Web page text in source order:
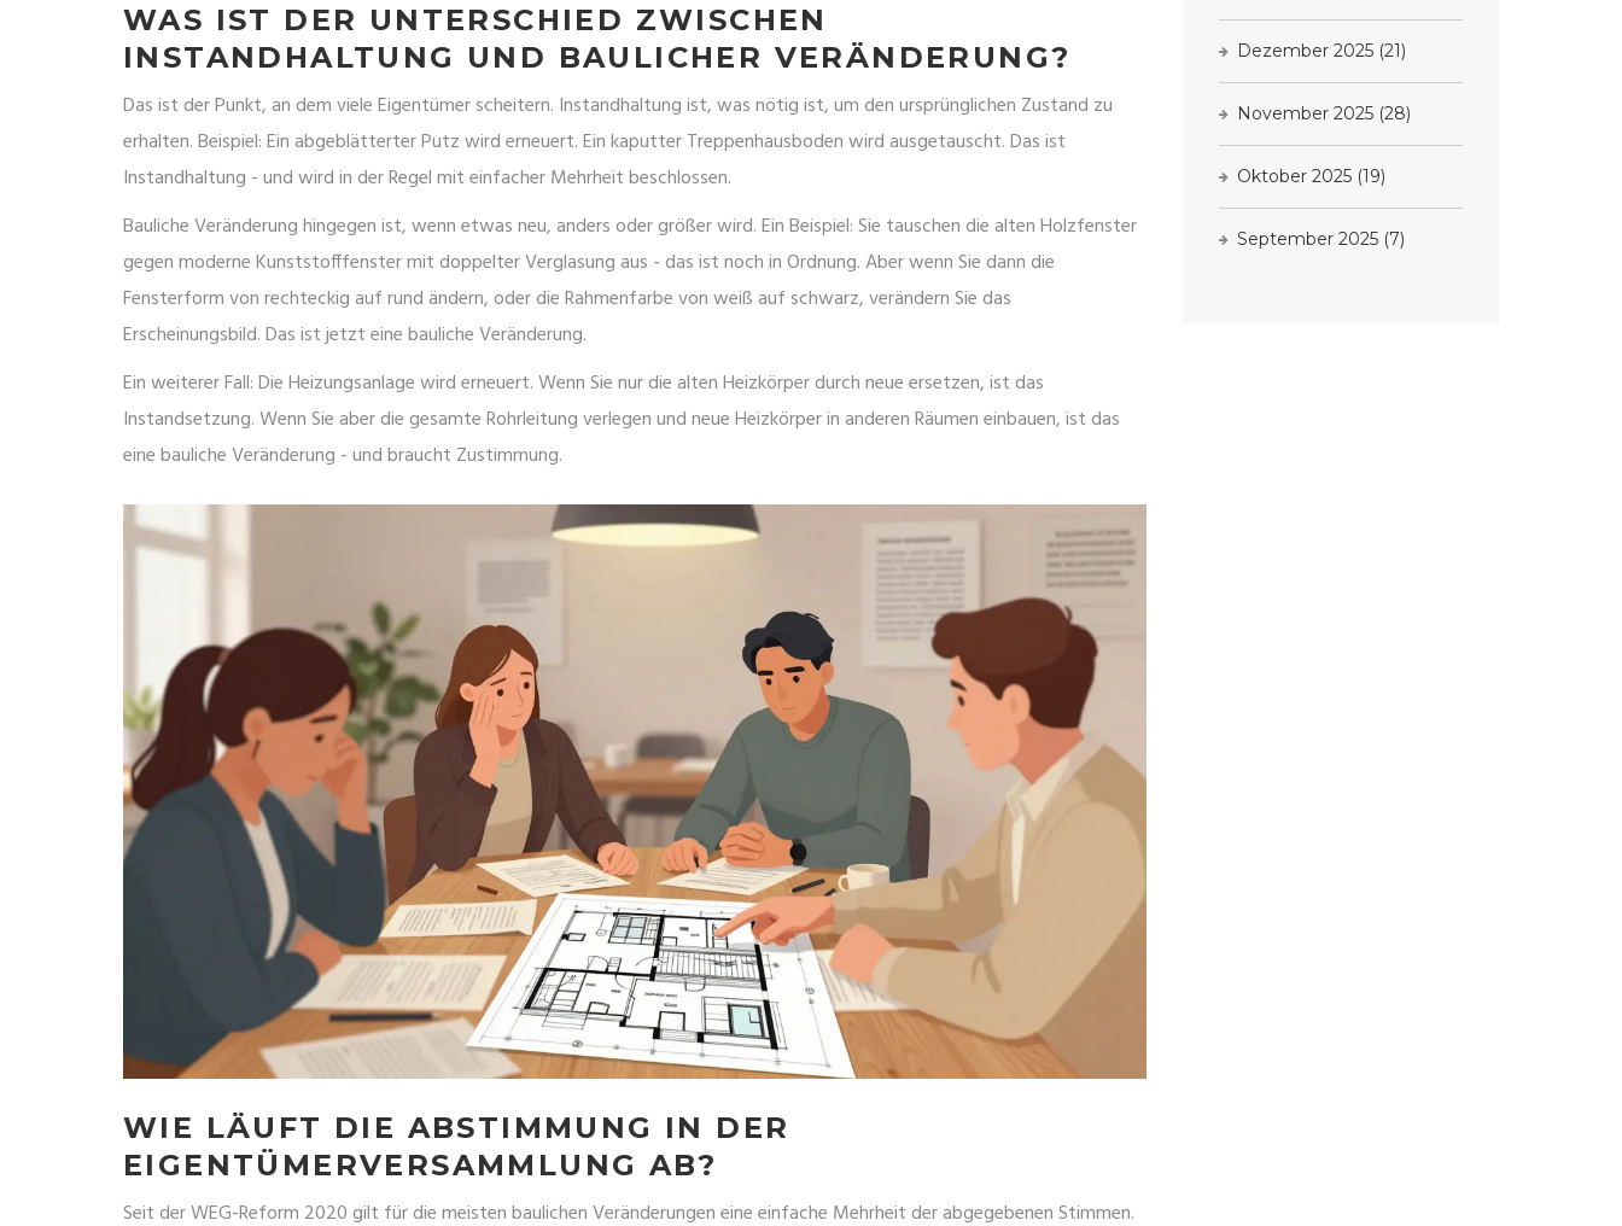
WAS IST DER UNTERSCHIED ZWISCHEN
INSTANDHALTUNG UND BAULICHER VERÄNDERUNG?
Das ist der Punkt, an dem viele Eigentümer scheitern. Instandhaltung ist, was nötig ist, um den ursprünglichen Zustand zu
erhalten. Beispiel: Ein abgeblätterter Putz wird erneuert. Ein kaputter Treppenhausboden wird ausgetauscht. Das ist
Instandhaltung - und wird in der Regel mit einfacher Mehrheit beschlossen.
Bauliche Veränderung hingegen ist, wenn etwas neu, anders oder größer wird. Ein Beispiel: Sie tauschen die alten Holzfenster
gegen moderne Kunststofffenster mit doppelter Verglasung aus - das ist noch in Ordnung. Aber wenn Sie dann die
Fensterform von rechteckig auf rund ändern, oder die Rahmenfarbe von weiß auf schwarz, verändern Sie das
Erscheinungsbild. Das ist jetzt eine bauliche Veränderung.
Ein weiterer Fall: Die Heizungsanlage wird erneuert. Wenn Sie nur die alten Heizkörper durch neue ersetzen, ist das
Instandsetzung. Wenn Sie aber die gesamte Rohrleitung verlegen und neue Heizkörper in anderen Räumen einbauen, ist das
eine bauliche Veränderung - und braucht Zustimmung.
WIE LÄUFT DIE ABSTIMMUNG IN DER
EIGENTÜMERVERSAMMLUNG AB?
Seit der WEG-Reform 2020 gilt für die meisten baulichen Veränderungen eine einfache Mehrheit der abgegebenen Stimmen.
Dezember 2025 (21)
November 2025 (28)
Oktober 2025 (19)
September 2025 (7)